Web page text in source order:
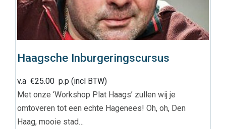
Haagsche Inburgeringscursus
v.a€25.00 p.p (incl BTW)
Met onze ‘Workshop Plat Haags’ zullen wij je
omtoveren tot een echte Hagenees! Oh, oh, Den
Haag, mooie stad…